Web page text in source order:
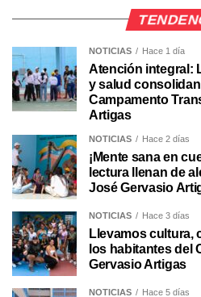
NOTICIAS Hace 1 día
Atención integral:
y salud consolidan
Campamento
Artigas
NOTICIAS Hace 2 días
¡Mente sana en
lectura llenan de
José Gervasio
NOTICIAS Hace 3 días
Llevamos cultura,
los habitantes del
Gervasio Artigas
NOTICIAS Hace 5 días